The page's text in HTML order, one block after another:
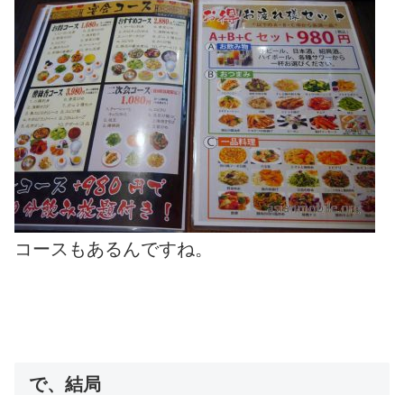
コースもあるんですね。
で、結局